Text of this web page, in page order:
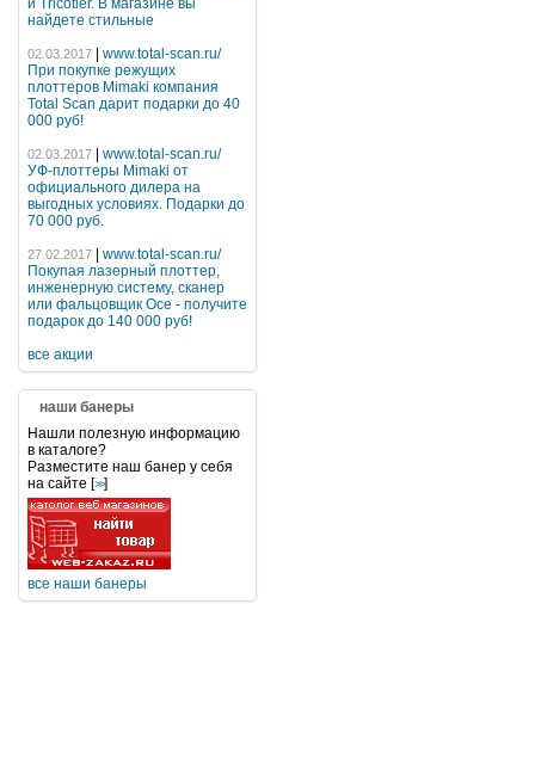
и Tricotier. В магазине вы
найдете стильные
02.03.2017
www.total-scan.ru/
При покупке режущих
плоттеров Mimaki компания
Total Scan дарит подарки до 40
000 руб!
02.03.2017
www.total-scan.ru/
УФ-плоттеры Mimaki от
официального дилера на
выгодных условиях. Подарки до
70 000 руб.
27.02.2017
www.total-scan.ru/
Покупая лазерный плоттер,
инженерную систему, сканер
или фальцовщик Oce - получите
подарок до 140 000 руб!
все акции
наши банеры
Нашли полезную информацию
в каталоге?
Разместите наш банер у себя
на сайте [>>]
все наши банеры